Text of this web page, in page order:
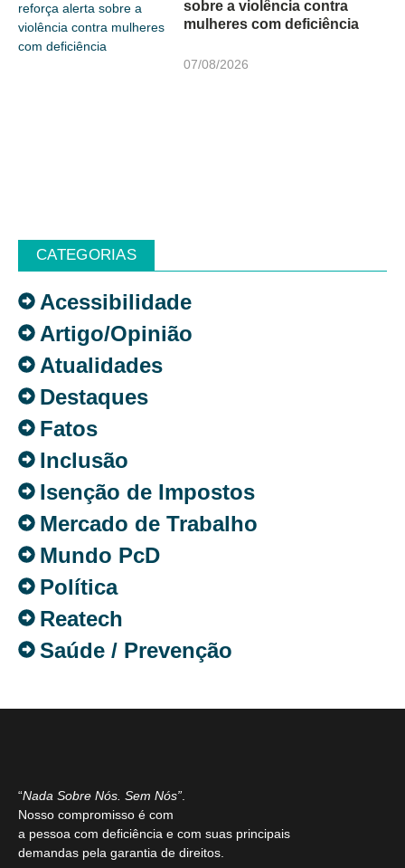
sobre a violência contra
mulheres com deficiência
07/08/2026
CATEGORIAS
Acessibilidade
Artigo/Opinião
Atualidades
Destaques
Fatos
Inclusão
Isenção de Impostos
Mercado de Trabalho
Mundo PcD
Política
Reatech
Saúde / Prevenção
“Nada Sobre Nós. Sem Nós”
Nosso compromisso é com
a pessoa com deficiência e com suas principais
demandas pela garantia de direitos.